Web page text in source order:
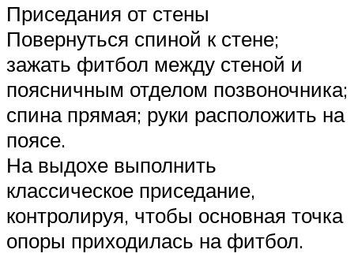
Приседания от стены
Повернуться спиной к стене;
зажать фитбол между стеной и
поясничным отделом позвоночника;
спина прямая; руки расположить на
поясе.
На выдохе выполнить
классическое приседание,
контролируя, чтобы основная точка
опоры приходилась на фитбол.